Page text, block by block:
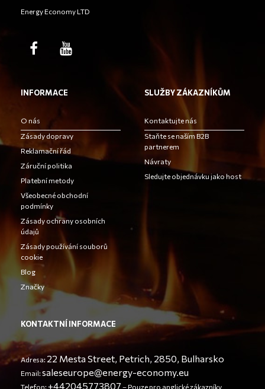
Energy Economy LTD
INFORMACE
O nás
Zásady dopravy
Reklamační řád
Záruční politika
Platební metody
Všeobecné obchodní
podmínky
Zásady ochrany osobních
údajů
Zásady používání souborů
cookie
Blog
Značky
SLUŽBY ZÁKAZNÍKŮM
Kontaktujte nás
Staňte se naším B2B
partnerem
Návraty
Sledujte objednávku jako host
KONTAKTNÍ INFORMACE
Adresa: 22 Mesta Street, Petrich, 2850, Bulharsko
Email:saleseurope@energy-economy.eu
Telefon:+442045773807 – Pouze pro anglické zákazníky